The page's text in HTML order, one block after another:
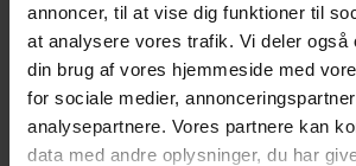
annoncer, til at vise dig funktioner til
at analysere vores trafik. Vi deler også
din brug af vores hjemmeside med
for sociale medier,
analysepartnere. Vores partnere kan
data med andre oplysninger, du har
18:30
4-retters middag med afstemt
kaffe og hygge i stuerne
LØRDAG 18. OKTOBER 2025